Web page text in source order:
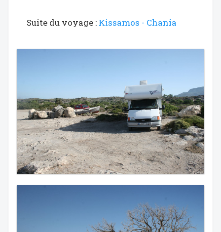
Suite du voyage : Kissamos - Chania